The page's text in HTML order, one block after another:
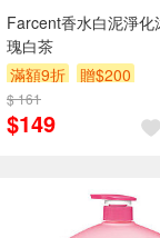
Farcent香水白泥淨化
瑰白茶
滿額9折
贈$200
$ 161
$149